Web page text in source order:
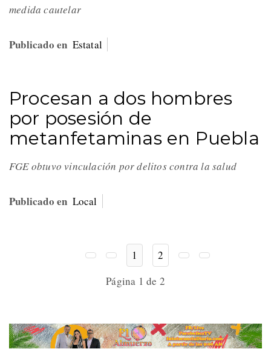
medida cautelar
Publicado en Estatal
Procesan a dos hombres
por posesión de
metanfetaminas en Puebla
FGE obtuvo vinculación por delitos contra la salud
Publicado en Local
1
2
Página 1 de 2